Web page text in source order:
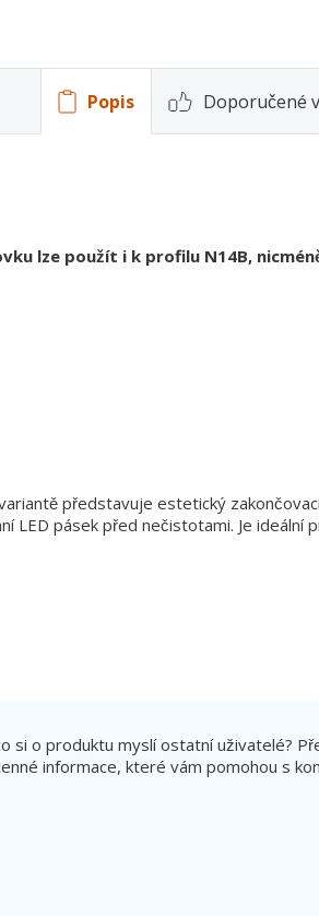
Popis Doporučené
lze použít i k profilu N14B,
představuje estetický
LED pásek před nečistotami. Je
si o produktu myslí ostatní uživatelé?
informace, které vám pomohou s